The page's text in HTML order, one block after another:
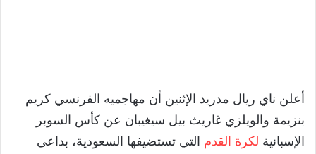
أعلن ناي ريال مدريد الإثنين أن مهاجميه الفرنسي كريم
بنزيمة والويلزي غاريث بيل سيغيبان عن كأس السوبر
الإسبانية لكرة القدم التي تستضيفها السعودية، بداعي